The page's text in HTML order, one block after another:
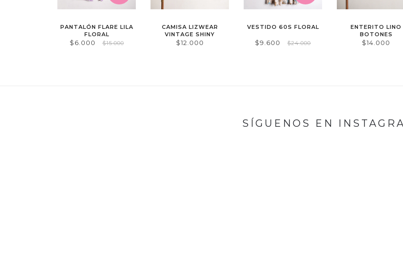
PANTALÓN FLARE LILA
FLORAL
$6.000 $15.000
CAMISA LIZWEAR
VINTAGE SHINY
$12.000
VESTIDO 60S FLORAL
$9.600 $24.000
ENTERITO LINO
BOTONES
$14.000
SÍGUENOS EN